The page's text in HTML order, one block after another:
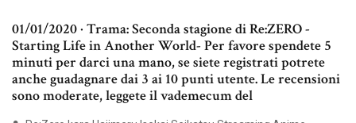
01/01/2020 · Trama: Seconda stagione di Re:ZERO -
Starting Life in Another World- Per favore spendete 5
minuti per darci una mano, se siete registrati potrete
anche guadagnare dai 3 ai 10 punti utente. Le recensioni
sono moderate, leggete il vademecum del